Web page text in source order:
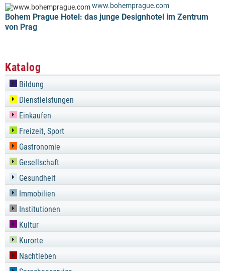
www.bohemprague.com
Bohem Prague Hotel: das junge Designhotel im Zentrum
von Prag
Katalog
Bildung
Dienstleistungen
Einkaufen
Freizeit, Sport
Gastronomie
Gesellschaft
Gesundheit
Immobilien
Institutionen
Kultur
Kurorte
Nachtleben